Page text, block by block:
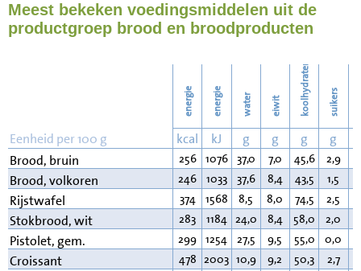
Strijken 109
125
Meest bekeken voedingsmiddelen uit de
productgroep brood en broodproducten
energie energie water eiwit koolhydraten suikers
Eenheid per 100 g kcal kJ g g g g
Brood, bruin
256 1076 37,0 7,0 45,6 2,9
Brood, volkoren 246 1033 37,6 8,4 43,5 1,5
Rijstwafel 374 1568 8,5 8,0 74,5 2,5
Stokbrood, wit 283 1184 24,0 8,4 58,0 2,0
Pistolet, gem. 299 1254 27,5 9,5 55,0 0,0
Croissant 478 2003 10,9 9,2 50,3 2,7